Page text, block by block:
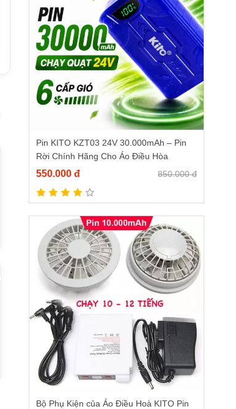
Pin KITO KZT03 24V 30.000mAh – Pin
Rời Chính Hãng Cho Áo Điều Hòa
550.000 đ 850.000 đ
Bộ Phụ Kiện của Áo Điều Hoà KITO Pin